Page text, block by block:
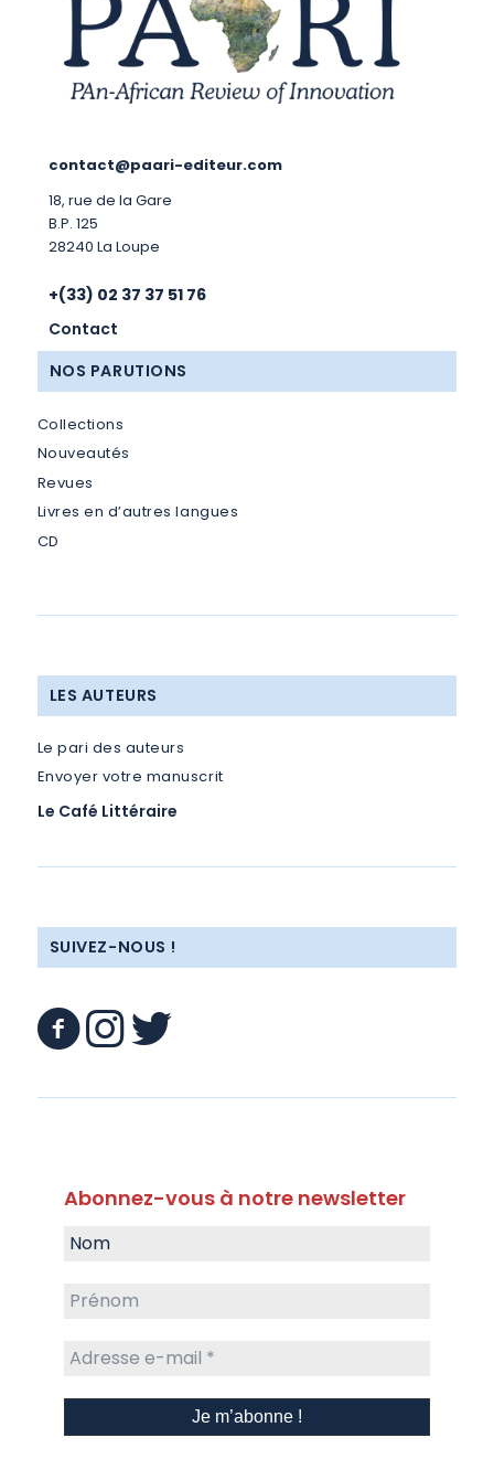
contact@paari-editeur.com
18, rue de la Gare
B.P. 125
28240 La Loupe
+(33) 02 37 37 51 76
Contact
NOS PARUTIONS
Collections
Nouveautés
Revues
Livres en d’autres langues
CD
LES AUTEURS
Le pari des auteurs
Envoyer votre manuscrit
Le Café Littéraire
SUIVEZ-NOUS !
Abonnez-vous à notre newsletter